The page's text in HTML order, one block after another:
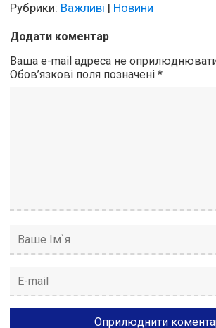
Рубрики: Важливі | Новини
Додати коментар
Ваша e-mail адреса не
Обов’язкові поля позначені*